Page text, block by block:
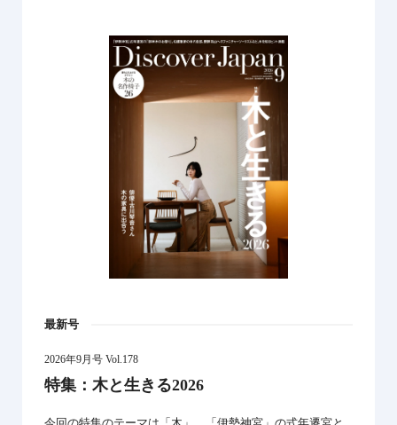
最新号
2026年9月号 Vol.178
特集：木と生きる2026